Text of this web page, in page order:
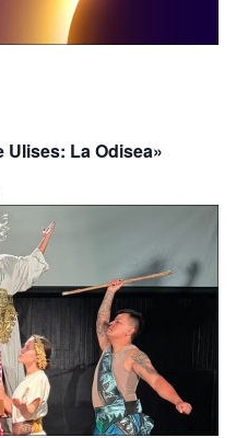
Ulises: La Odisea»